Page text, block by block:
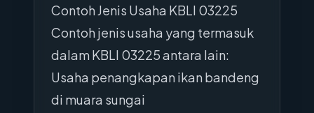
Contoh Jenis Usaha KBLI 03225
Contoh jenis usaha yang termasuk
dalam KBLI 03225 antara lain:
Usaha penangkapan ikan bandeng
di muara sungai